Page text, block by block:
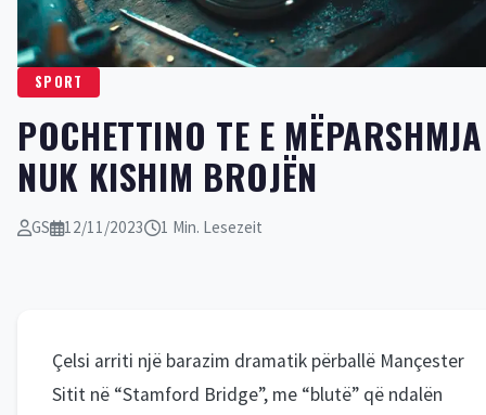
SPORT
POCHETTINO TE E MËPARSHMJA
NUK KISHIM BROJËN
GS 12/11/2023 1 Min. Lesezeit
Çelsi arriti një barazim dramatik përballë Mançester
Sitit në “Stamford Bridge”, me “blutë” që ndalën